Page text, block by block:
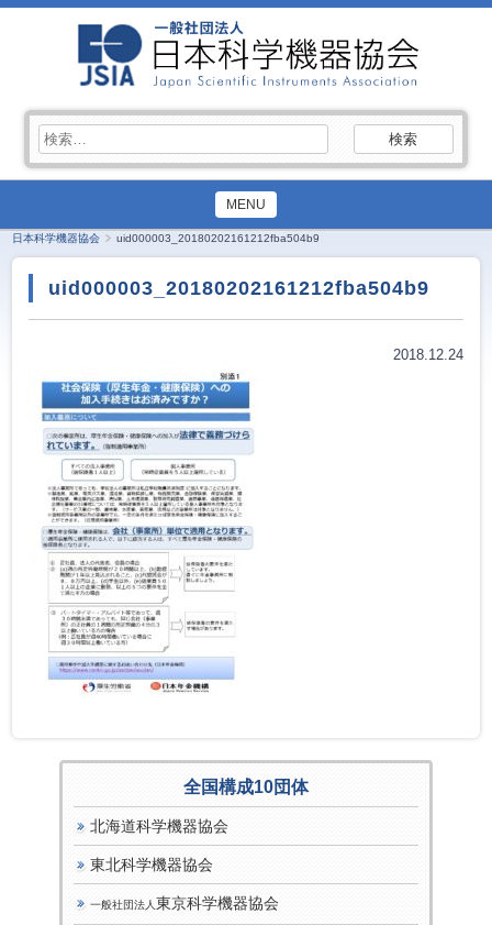
索:
MENU
日本科学機器協会 uid000003_20180202161212fba504b9
uid000003_20180202161212fba504b9
2018.12.24
全国構成10団体
北海道科学機器協会
東北科学機器協会
一般社団法人 東京科学機器協会